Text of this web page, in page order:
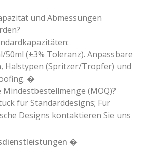
und Abmessungen
50ml (±3% Toleranz). Anpassbare
Halstypen (Spritzer/Tropfer) und
�
Mindestbestellmenge (MOQ)?
für Standarddesigns; Für
Designs kontaktieren Sie uns
�